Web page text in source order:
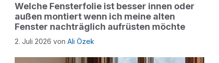
Welche Fensterfolie ist besser innen oder
außen montiert wenn ich meine alten
Fenster nachträglich aufrüsten möchte
2. Juli 2026 von Ali Özek